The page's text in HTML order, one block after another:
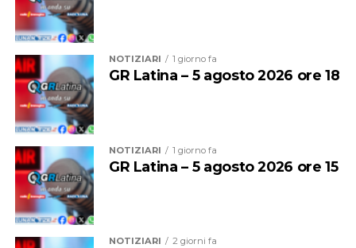
NOTIZIARI 1 giorno fa
GR Latina – 5 agosto 2026 ore 18
NOTIZIARI 1 giorno fa
GR Latina – 5 agosto 2026 ore 15
NOTIZIARI 2 giorni fa